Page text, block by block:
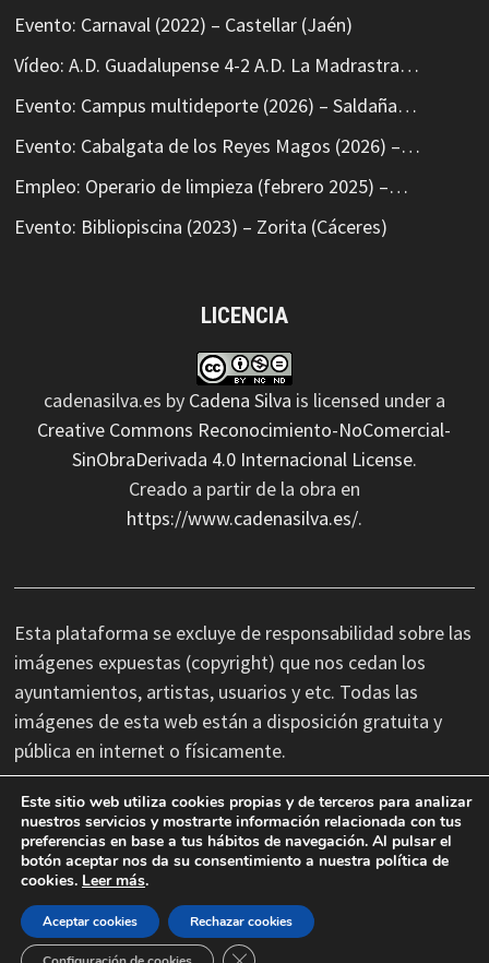
Evento: Carnaval (2022) – Castellar (Jaén)
Vídeo: A.D. Guadalupense 4-2 A.D. La Madrastra…
Evento: Campus multideporte (2026) – Saldaña…
Evento: Cabalgata de los Reyes Magos (2026) –…
Empleo: Operario de limpieza (febrero 2025) –…
Evento: Bibliopiscina (2023) – Zorita (Cáceres)
LICENCIA
cadenasilva.es by Cadena Silva is licensed under a
Creative Commons Reconocimiento-NoComercial-
SinObraDerivada 4.0 Internacional License.
Creado a partir de la obra en
https://www.cadenasilva.es/.
Esta plataforma se excluye de responsabilidad sobre las
imágenes expuestas (copyright) que nos cedan los
ayuntamientos, artistas, usuarios y etc. Todas las
imágenes de esta web están a disposición gratuita y
pública en internet o físicamente.
No nos hacemos responsables de las erratas
tipográficas, así como cambios de última hora que se
produzcan en la información facilitada por terceros.
Este sitio web utiliza cookies propias y de terceros para analizar
nuestros servicios y mostrarte información relacionada con tus
preferencias en base a tus hábitos de navegación. Al pulsar el
botón aceptar nos da su consentimiento a nuestra política de
cookies. Leer más.
Aceptar cookies Rechazar cookies
CERRAR EL BANNER DE